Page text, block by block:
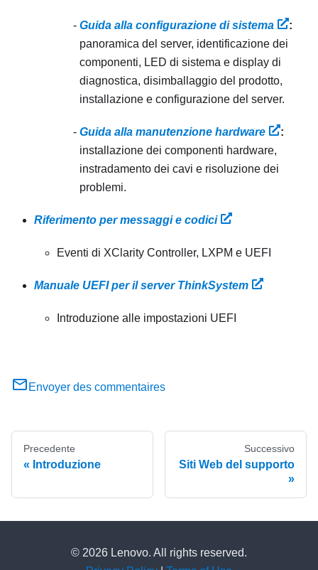
Guida alla configurazione di sistema
:
panoramica del server, identificazione dei
componenti, LED di sistema e display di
diagnostica, disimballaggio del prodotto,
installazione e configurazione del server.
Guida alla manutenzione hardware
:
installazione dei componenti hardware,
instradamento dei cavi e risoluzione dei
problemi.
Riferimento per messaggi e codici
Eventi di XClarity Controller, LXPM e UEFI
Manuale UEFI per il server ThinkSystem
Introduzione alle impostazioni UEFI
Envoyer des commentaires
Precedente
Introduzione
Successivo
Siti Web del supporto
© 2026 Lenovo. All rights reserved.